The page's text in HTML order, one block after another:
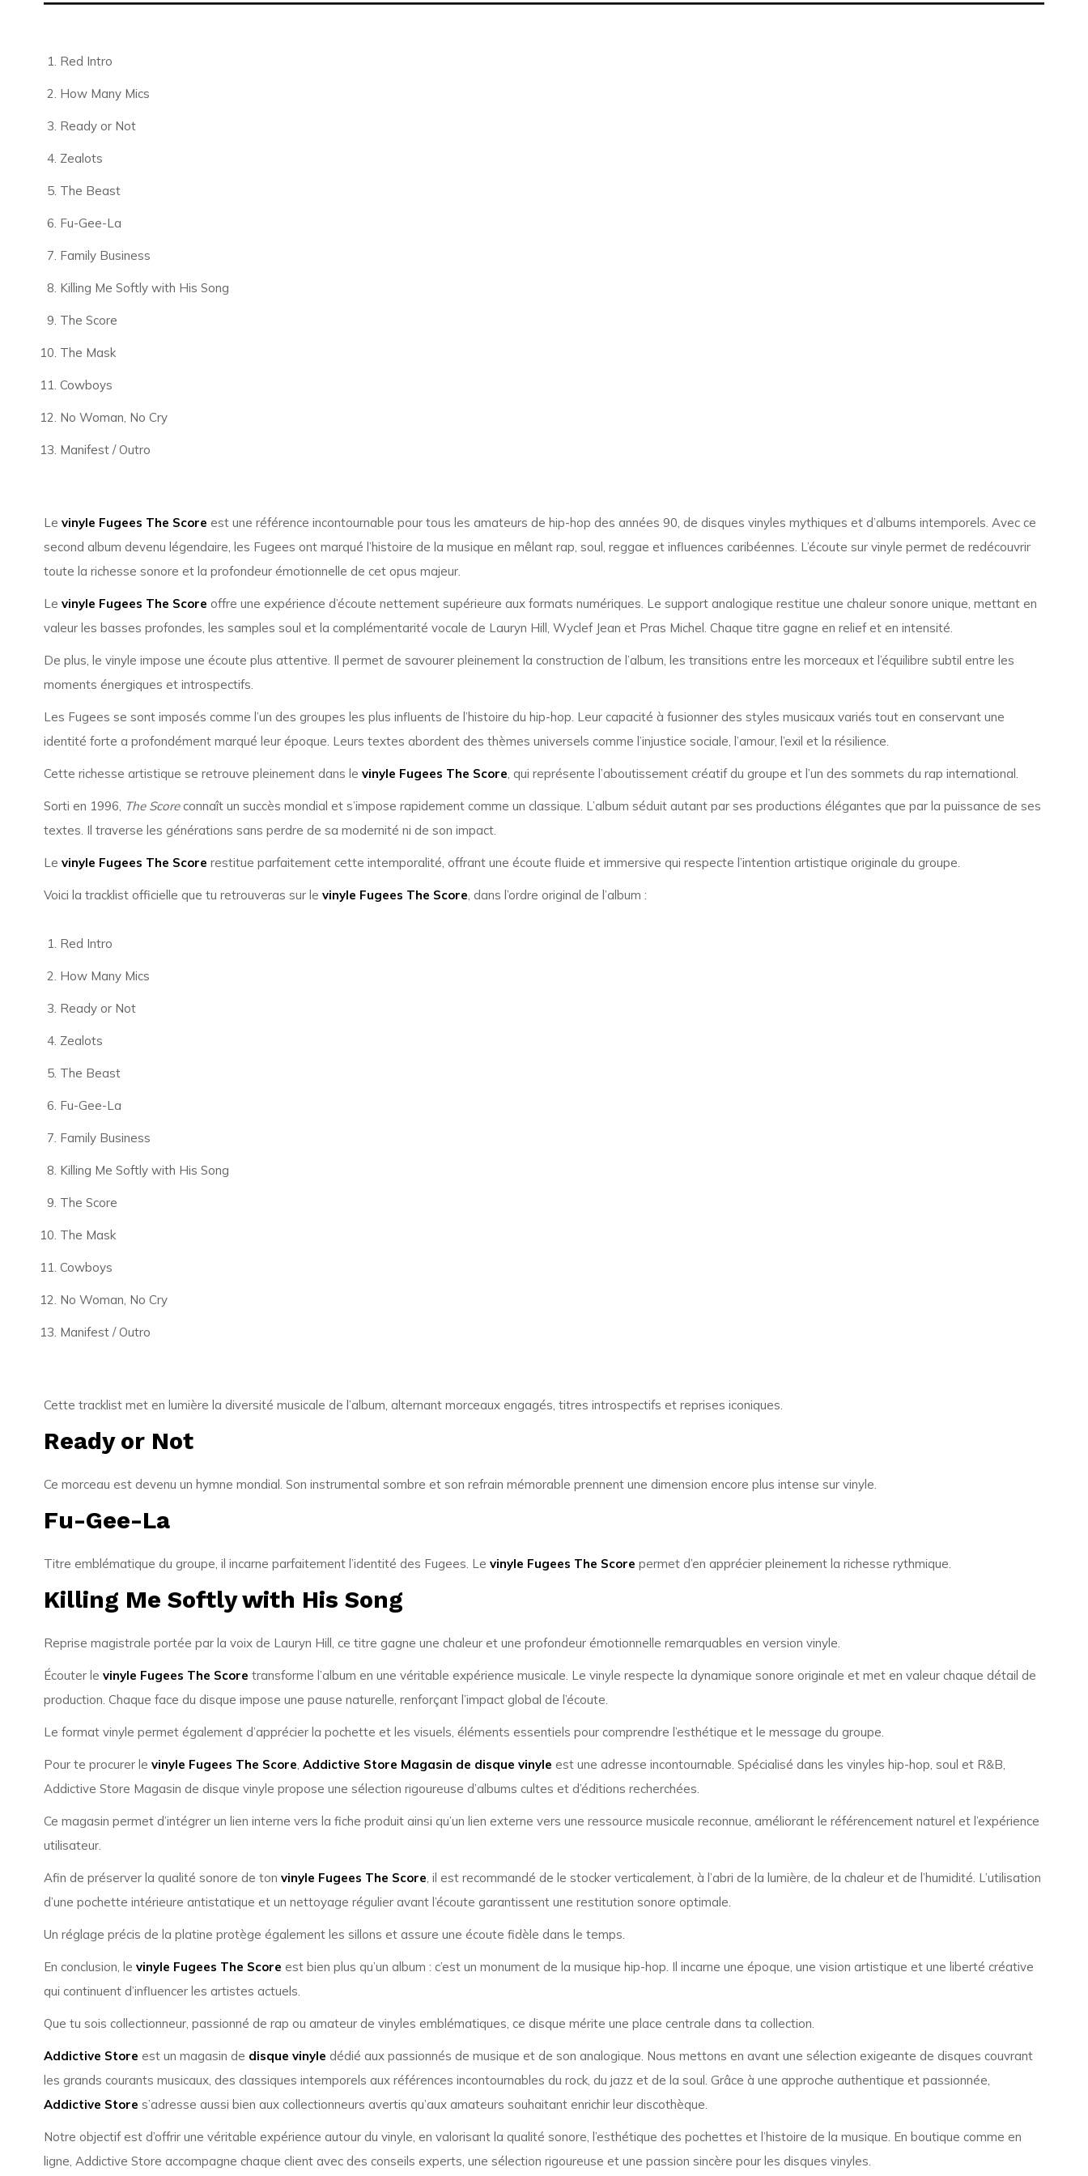
Red Intro
How Many Mics
Ready or Not
Zealots
The Beast
Fu-Gee-La
Family Business
Killing Me Softly with His Song
The Score
The Mask
Cowboys
No Woman, No Cry
Manifest / Outro
Le vinyle Fugees The Score est une référence incontournable pour tous les amateurs de hip-hop des années 90, de disques vinyles mythiques et d’albums intemporels. Avec ce
second album devenu légendaire, les Fugees ont marqué l’histoire de la musique en mêlant rap, soul, reggae et influences caribéennes. L’écoute sur vinyle permet de redécouvrir
toute la richesse sonore et la profondeur émotionnelle de cet opus majeur.
Le vinyle Fugees The Score offre une expérience d’écoute nettement supérieure aux formats numériques. Le support analogique restitue une chaleur sonore unique, mettant en
valeur les basses profondes, les samples soul et la complémentarité vocale de Lauryn Hill, Wyclef Jean et Pras Michel. Chaque titre gagne en relief et en intensité.
De plus, le vinyle impose une écoute plus attentive. Il permet de savourer pleinement la construction de l’album, les transitions entre les morceaux et l’équilibre subtil entre les
moments énergiques et introspectifs.
Les Fugees se sont imposés comme l’un des groupes les plus influents de l’histoire du hip-hop. Leur capacité à fusionner des styles musicaux variés tout en conservant une
identité forte a profondément marqué leur époque. Leurs textes abordent des thèmes universels comme l’injustice sociale, l’amour, l’exil et la résilience.
Cette richesse artistique se retrouve pleinement dans le vinyle Fugees The Score, qui représente l’aboutissement créatif du groupe et l’un des sommets du rap international.
Sorti en 1996, The Scoreconnaît un succès mondial et s’impose rapidement comme un classique. L’album séduit autant par ses productions élégantes que par la puissance de ses
textes. Il traverse les générations sans perdre de sa modernité ni de son impact.
Le vinyle Fugees The Score restitue parfaitement cette intemporalité, offrant une écoute fluide et immersive qui respecte l’intention artistique originale du groupe.
Voici la tracklist officielle que tu retrouveras sur le vinyle Fugees The Score, dans l’ordre original de l’album :
Red Intro
How Many Mics
Ready or Not
Zealots
The Beast
Fu-Gee-La
Family Business
Killing Me Softly with His Song
The Score
The Mask
Cowboys
No Woman, No Cry
Manifest / Outro
Cette tracklist met en lumière la diversité musicale de l’album, alternant morceaux engagés, titres introspectifs et reprises iconiques.
Ready or Not
Ce morceau est devenu un hymne mondial. Son instrumental sombre et son refrain mémorable prennent une dimension encore plus intense sur vinyle.
Fu-Gee-La
Titre emblématique du groupe, il incarne parfaitement l’identité des Fugees. Le vinyle Fugees The Score permet d’en apprécier pleinement la richesse rythmique.
Killing Me Softly with His Song
Reprise magistrale portée par la voix de Lauryn Hill, ce titre gagne une chaleur et une profondeur émotionnelle remarquables en version vinyle.
Écouter le vinyle Fugees The Score transforme l’album en une véritable expérience musicale. Le vinyle respecte la dynamique sonore originale et met en valeur chaque détail de
production. Chaque face du disque impose une pause naturelle, renforçant l’impact global de l’écoute.
Le format vinyle permet également d’apprécier la pochette et les visuels, éléments essentiels pour comprendre l’esthétique et le message du groupe.
Pour te procurer le vinyle Fugees The Score, Addictive Store Magasin de disque vinyle est une adresse incontournable. Spécialisé dans les vinyles hip-hop, soul et R&B,
Addictive Store Magasin de disque vinyle propose une sélection rigoureuse d’albums cultes et d’éditions recherchées.
Ce magasin permet d’intégrer un lien interne vers la fiche produit ainsi qu’un lien externe vers une ressource musicale reconnue, améliorant le référencement naturel et l’expérience
utilisateur.
Afin de préserver la qualité sonore de ton vinyle Fugees The Score, il est recommandé de le stocker verticalement, à l’abri de la lumière, de la chaleur et de l’humidité. L’utilisation
d’une pochette intérieure antistatique et un nettoyage régulier avant l’écoute garantissent une restitution sonore optimale.
Un réglage précis de la platine protège également les sillons et assure une écoute fidèle dans le temps.
En conclusion, le vinyle Fugees The Score est bien plus qu’un album : c’est un monument de la musique hip-hop. Il incarne une époque, une vision artistique et une liberté créative
qui continuent d’influencer les artistes actuels.
Que tu sois collectionneur, passionné de rap ou amateur de vinyles emblématiques, ce disque mérite une place centrale dans ta collection.
Addictive Store est un magasin de disque vinyle dédié aux passionnés de musique et de son analogique. Nous mettons en avant une sélection exigeante de disques couvrant
les grands courants musicaux, des classiques intemporels aux références incontournables du rock, du jazz et de la soul. Grâce à une approche authentique et passionnée,
Addictive Store s’adresse aussi bien aux collectionneurs avertis qu’aux amateurs souhaitant enrichir leur discothèque.
Notre objectif est d’offrir une véritable expérience autour du vinyle, en valorisant la qualité sonore, l’esthétique des pochettes et l’histoire de la musique. En boutique comme en
ligne, Addictive Store accompagne chaque client avec des conseils experts, une sélection rigoureuse et une passion sincère pour les disques vinyles.